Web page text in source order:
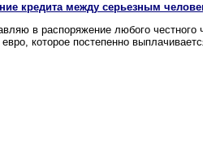
кредита между серьезным
в распоряжение любого
которое постепенно